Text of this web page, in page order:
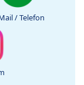
/ Telefon